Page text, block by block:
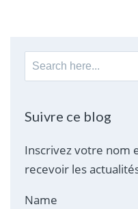
Search
for:
Suivre ce blog
Inscrivez votre nom
recevoir les
Name